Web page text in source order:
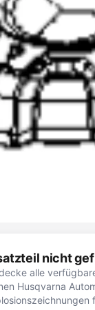
nicht
alle
Husqvarna